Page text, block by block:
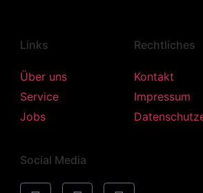
Links
Über uns
Service
Jobs
Rechtliches
Kontakt
Impressum
Social Media